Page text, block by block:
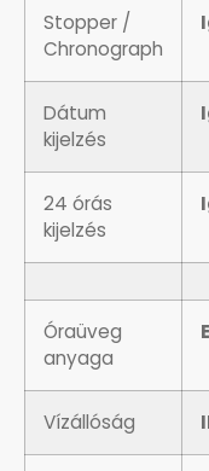
Stopper /
Chronograph
Dátum
kijelzés
24 órás
kijelzés
Óraüveg
anyaga
Vízállóság
ÓRATARTÓ
ORIENT
PULSAR
SANTA BARBARA
SECTOR
SEIKO